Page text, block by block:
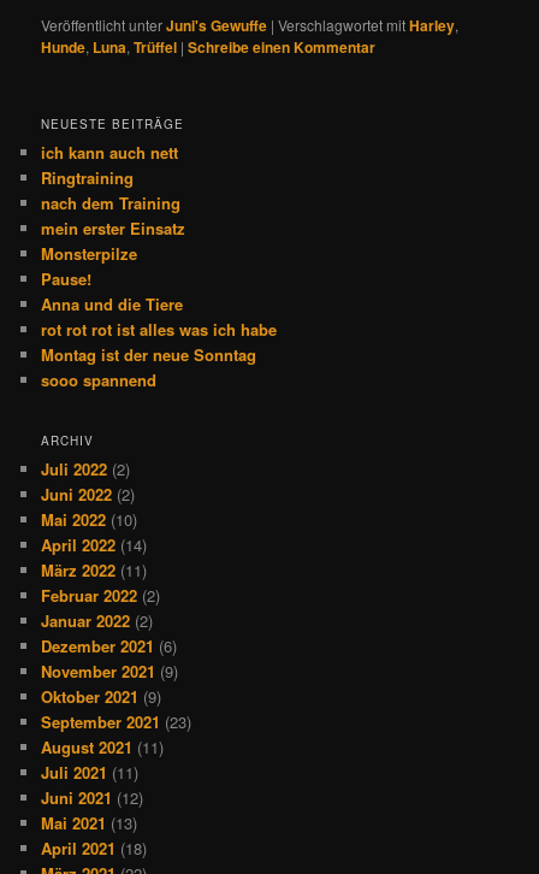
Veröffentlicht unterJuni's Gewuffe |Verschlagwortet mitHarley,
Hunde, Luna,Trüffel |Schreibe einen Kommentar
NEUESTE BEITRÄGE
ich kann auch nett
Ringtraining
nach dem Training
mein erster Einsatz
Monsterpilze
Pause!
Anna und die Tiere
rot rot rot ist alles was ich habe
Montag ist der neue Sonntag
sooo spannend
ARCHIV
Juli 2022 (2)
Juni 2022 (2)
Mai 2022 (10)
April 2022 (14)
März 2022 (11)
Februar 2022 (2)
Januar 2022 (2)
Dezember 2021 (6)
November 2021 (9)
Oktober 2021 (9)
September 2021 (23)
August 2021 (11)
Juli 2021 (11)
Juni 2021 (12)
Mai 2021 (13)
April 2021 (18)